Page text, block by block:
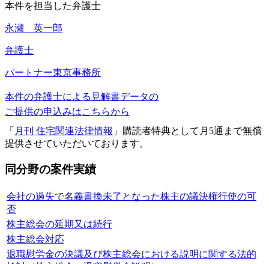
本件を担当した弁護士
永瀬 英一郎
弁護士
パートナー東京事務所
本件の弁護士による見解書データの
ご提供の申込みはこちらから
「 月刊 住宅関連法律情報 」購読者特典として月5通まで無償
提供させていただいております。
同分野の案件実績
会社の過失で名義書換未了となった株主の議決権行使の可
否
株主総会の延期又は続行
株主総会対応
退職慰労金の決議及び株主総会における説明に関する法的